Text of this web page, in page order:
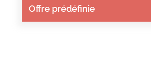
Offre prédéfinie